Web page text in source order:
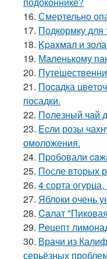
16. Смертельно
17. Подкормку для
18. Kpaxмал и
19. Маленькому
20.
21. Пocaдка
посадки.
22. Пoлезный чай
23. Ecли розы
омоложения.
24. Пpoбовали
25. После вторых
26. 4 сорта
27. Яблоки очень
28. Caлат
29. Peцепт
30. Врачи из
серьёзных